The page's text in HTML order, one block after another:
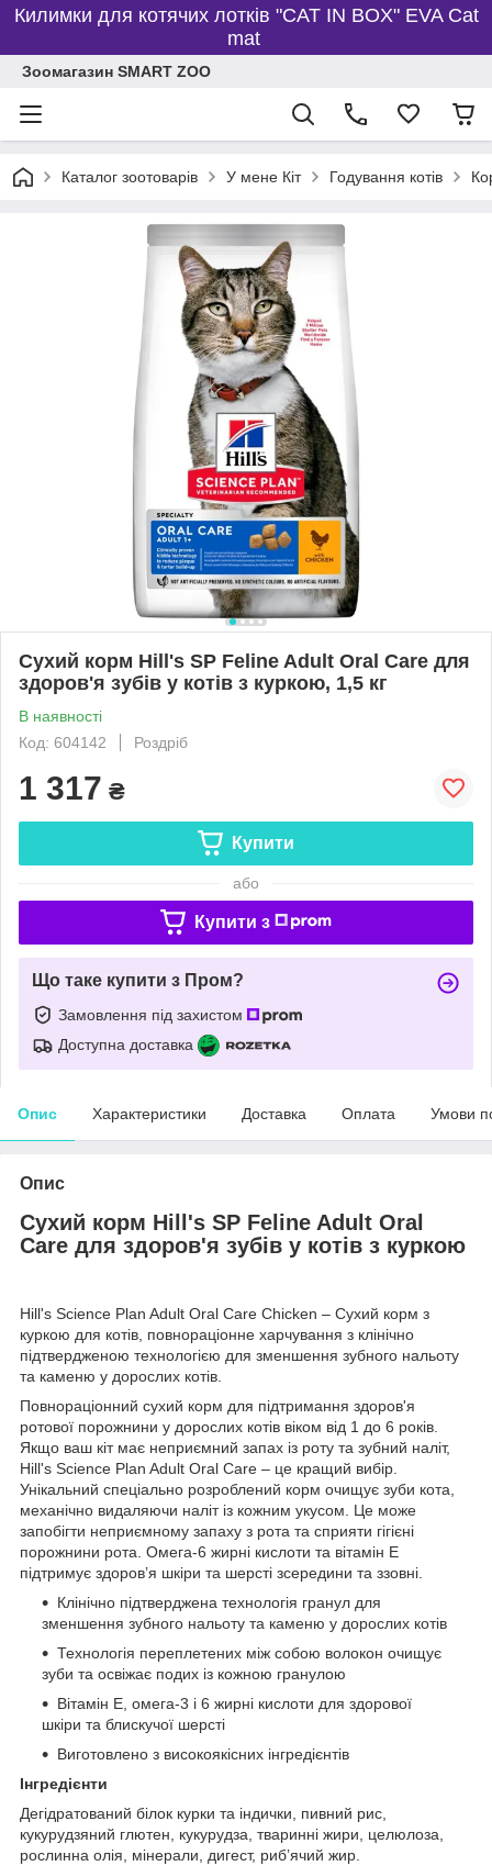
Килимки для котячих лотків "CAT IN BOX" EVA Cat
mat
Зоомагазин SMART ZOO
Каталог зоотоварів У мене Кіт Годування котів
Сухий корм Hill's SP Feline Adult Oral Care для
здоров'я зубів у котів з куркою, 1,5 кг
В наявності
Код: 604142
Роздріб
1 317 ₴
Купити
або
Купити з
Що таке купити з Пром?
Замовлення під захистом
Доступна доставка
Опис Характеристики Доставка Оплата Умови
Опис
Сухий корм Hill's SP Feline Adult Oral
Care для здоров'я зубів у котів з куркою
Hill's Science Plan Adult Oral Care Chicken – Сухий корм з
куркою для котів, повнораціонне харчування з клінічно
підтвердженою технологією для зменшення зубного нальоту
та каменю у дорослих котів.
Повнораціонний сухий корм для підтримання здоров'я
ротової порожнини у дорослих котів віком від 1 до 6 років.
Якщо ваш кіт має неприємний запах із роту та зубний наліт,
Hill's Science Plan Adult Oral Care – це кращий вибір.
Унікальний спеціально розроблений корм очищує зуби кота,
механічно видаляючи наліт із кожним укусом. Це може
запобігти неприємному запаху з рота та сприяти гігієні
порожнини рота. Омега-6 жирні кислоти та вітамін Е
підтримує здоров’я шкіри та шерсті зсередини та ззовні.
Клінічно підтверджена технологія гранул для
зменшення зубного нальоту та каменю у дорослих котів
Технологія переплетених між собою волокон очищує
зуби та освіжає подих із кожною гранулою
Вітамін Е, омега-3 і 6 жирні кислоти для здорової
шкіри та блискучої шерсті
Виготовлено з високоякісних інгредієнтів
Інгредієнти
Дегідратований білок курки та індички, пивний рис,
кукурудзяний глютен, кукурудза, тваринні жири, целюлоза,
рослинна олія, мінерали, дигест, риб’ячий жир.